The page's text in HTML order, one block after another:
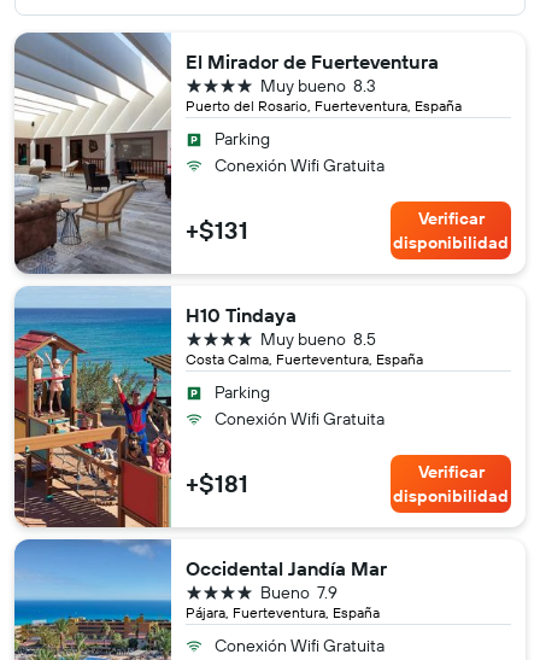
El Mirador de Fuerteventura
Puerto del Rosario, Fuerteventura, España
8.3
Muy bueno
4 estrellas
Parking
Conexión Wifi Gratuita
+$131
Verificar
disponibilidad
H10 Tindaya
Costa Calma, Fuerteventura, España
8.5
Muy bueno
4 estrellas
Parking
Conexión Wifi Gratuita
+$181
Verificar
disponibilidad
Occidental Jandía Mar
Pájara, Fuerteventura, España
7.9
Bueno
4 estrellas
Conexión Wifi Gratuita